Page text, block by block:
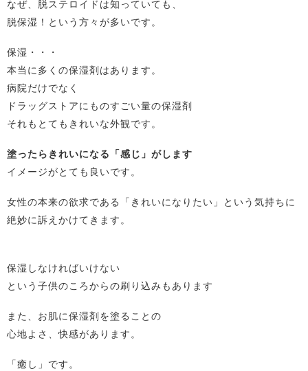
なぜ、脱ステロイドは知っていても、
脱保湿！という方々が多いです。
保湿・・・
本当に多くの保湿剤はあります。
病院だけでなく
ドラッグストアにものすごい量の保湿剤
それもとてもきれいな外観です。
塗ったらきれいになる「感じ」がします
イメージがとても良いです。
女性の本来の欲求である「きれいになりたい」という気持ちに
絶妙に訴えかけてきます。
保湿しなければいけない
という子供のころからの刷り込みもあります
また、お肌に保湿剤を塗ることの
心地よさ、快感があります。
「癒し」です。